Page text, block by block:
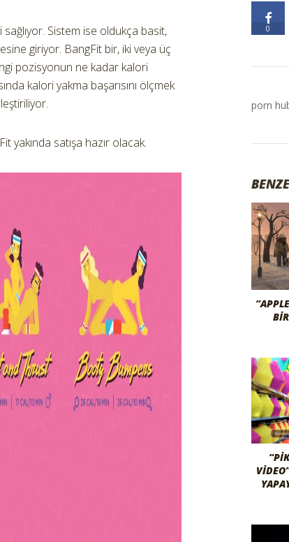
sağlıyor. Sistem ise oldukça basit,
giriyor. BangFit bir, iki veya üç
pozisyonun ne kadar kalori
kalori yakma başarısını ölçmek
yakında satışa hazır olacak.
0
porn